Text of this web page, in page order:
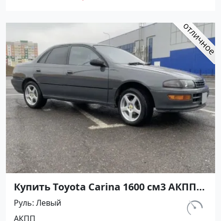
Купить Toyota Carina 1600 см3 АКПП
(116 л.с.) Бензин инжектор в
Павловская: цвет серый Седан 1993км.
Руль Левый
АКПП